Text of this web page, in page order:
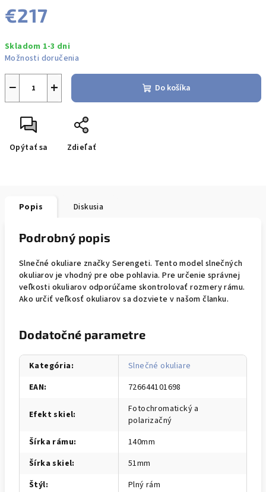
€217
cena:
Skladom 1-3 dni
Možnosti doručenia
+
− Do košíka
Opýtať sa Zdieľať
Popis Diskusia
Podrobný popis
Slnečné okuliare značky Serengeti. Tento model slnečných
okuliarov je vhodný pre obe pohlavia. Pre určenie správnej
veľkosti okuliarov odporúčame skontrolovať rozmery rámu.
Ako určiť veľkosť okuliarov sa dozviete v našom članku.
Dodatočné parametre
Kategória:
Slnečné okuliare
EAN: 726644101698
Efekt skiel:
Fotochromatický a
polarizačný
Šírka rámu:
140mm
Šírka skiel:
51mm
Štýl:
Plný rám